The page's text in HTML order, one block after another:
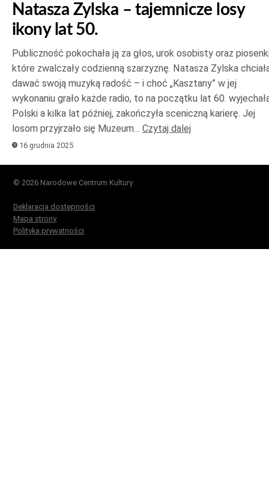
Natasza Zylska – tajemnicze losy
ikony lat 50.
Publiczność pokochała ją za głos, urok osobisty oraz
które zwalczały codzienną szarzyznę. Natasza Zylska
dawać swoją muzyką radość – i choć „Kasztany” w jej
wykonaniu grało każde radio, to na początku lat 60.
Polski a kilka lat później, zakończyła sceniczną karierę. Jej
losom przyjrzało się Muzeum… Czytaj dalej
16 grudnia 2025
© 2026 Narodowe Centrum Kultury
Deklaracja dostępności
Mapa strony
Polityka prywatności